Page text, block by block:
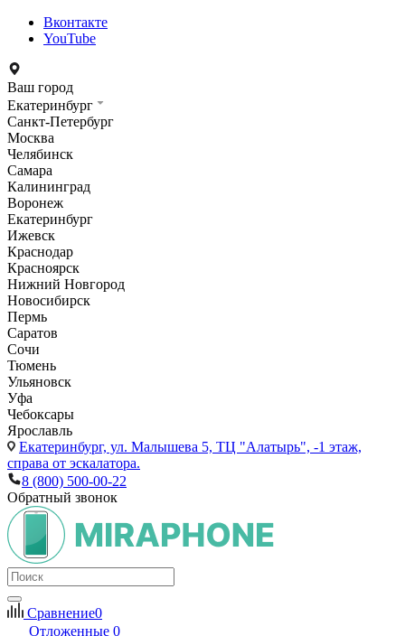
Вконтакте
YouTube
Ваш город
Екатеринбург
Санкт-Петербург
Москва
Челябинск
Самара
Калининград
Воронеж
Екатеринбург
Ижевск
Краснодар
Красноярск
Нижний Новгород
Новосибирск
Пермь
Саратов
Сочи
Тюмень
Ульяновск
Уфа
Чебоксары
Ярославль
Екатеринбург, ул. Малышева 5, ТЦ "Алатырь", -1 этаж,
справа от эскалатора.
8 (800) 500-00-22
Обратный звонок
Сравнение0
Отложенные 0